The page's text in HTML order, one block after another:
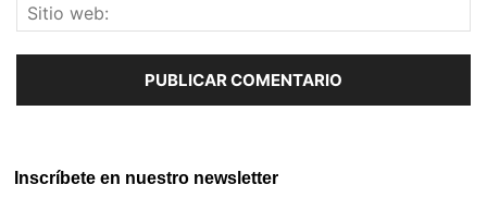
Inscríbete en nuestro newsletter